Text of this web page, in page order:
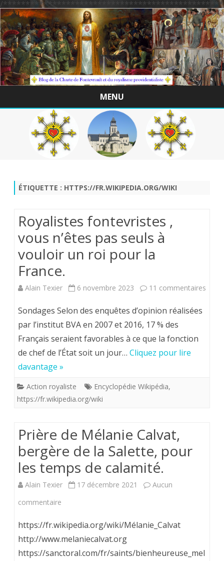
/
MENU
Skip
to
content
ÉTIQUETTE : HTTPS://FR.WIKIPEDIA.ORG/WIKI
Royalistes fontevristes ,
vous n’êtes pas seuls à
vouloir un roi pour la
France.
Alain Texier 6 novembre 2023 11 commentaires
Sondages Selon des enquêtes d’opinion réalisées
par l’institut BVA en 2007 et 2016, 17 % des
Français seraient favorables à ce que la fonction
de chef de l’État soit un jour… Cliquez pour lire
davantage »
Action royaliste Encyclopédie Wikipédia,
https://fr.wikipedia.org/wiki
Prière de Mélanie Calvat,
bergère de la Salette, pour
les temps de calamité.
Alain Texier 17 décembre 2021
Aucun
commentaire
de
Mélanie
https://fr.wikipedia.org/wiki/Mélanie_Calvat
http://www.melaniecalvat.org
https://sanctoral.com/fr/saints/bienheureuse_mel